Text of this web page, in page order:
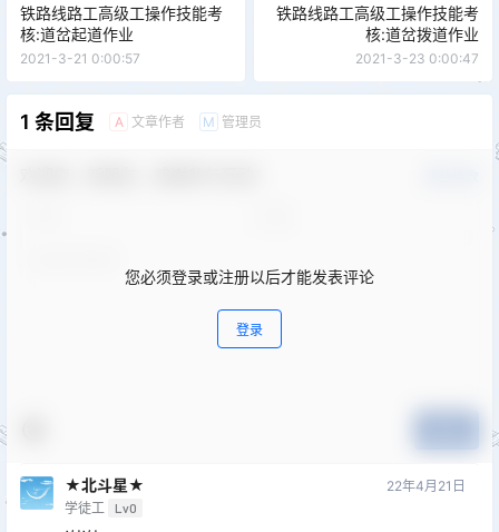
铁路线路工高级工操作技能考
核:道岔起道作业
2021-3-21 0:00:57
铁路线路工高级工操作技能考
核:道岔拨道作业
2021-3-23 0:00:47
1 条回复 A 文章作者 M 管理员
您必须登录或注册以后才能发表评论
登录
★北斗星★
学徒工 Lv0
22年4月21日